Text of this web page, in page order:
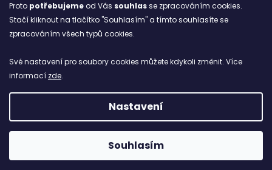
Proto potřebujemeod Vás souhlasse zpracováním cookies.
Stačí kliknout na tlačítko "Souhlasím" a tímto souhlasíte se
zpracováním všech typů cookies.
Své nastavení pro soubory cookies můžete kdykoli změnit. Více
informací zde.
Nastavení
Souhlasím
ARCHIV
Facebook
Copyright 2026NETBOL. Všechna práva vyhrazena.